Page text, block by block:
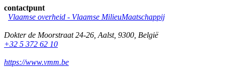
contactpunt
Vlaamse overheid - Vlaamse MilieuMaatschappij
Dokter de Moorstraat 24-26 Aalst, 9300 België
+32 5 372 62 10
https://www.vmm.be